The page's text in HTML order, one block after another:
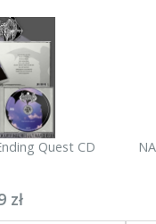
Quest CD
zł